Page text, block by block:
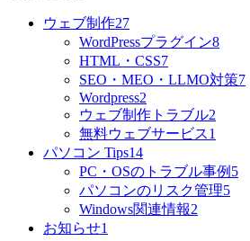
ウェブ制作27
WordPressプラグイン8
HTML・CSS7
SEO・MEO・LLMO対策7
Wordpress2
ウェブ制作トラブル2
無料ウェブサービス1
パソコン Tips14
PC・OSのトラブル事例 5
パソコンのリスク管理5
Windows関連情報2
お知らせ1